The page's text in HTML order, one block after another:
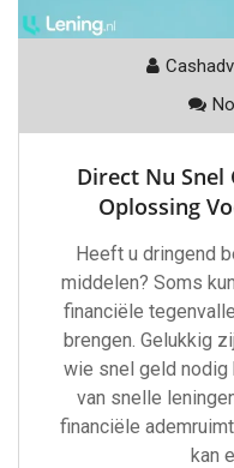
Direct Nu Snel
Oplossing
Heeft u dringend
middelen? Soms
financiële
brengen. Gelukkig
wie snel geld nodig
van snelle
financiële
kan